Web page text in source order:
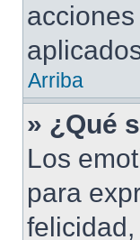
Arriba
» ¿Qué
Los
para